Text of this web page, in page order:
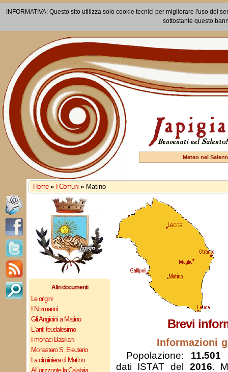
INFORMATIVA: Questo sito utilizza solo cookie tecnici per migliorare l'uso dei
sottostante questo
Meteo nel
Home » I Comuni » Matino
Altri documenti
Le origini
I Normanni
Gli Angioini a Matino
L`anti feudalesimo
I monaci Basiliani
Monastero S. Eleuterio
La ciminiera di Matino
All`orizzonte la Calabria
Brevi
Informazioni
Popolazione: 11.501
dati ISTAT del 2016.